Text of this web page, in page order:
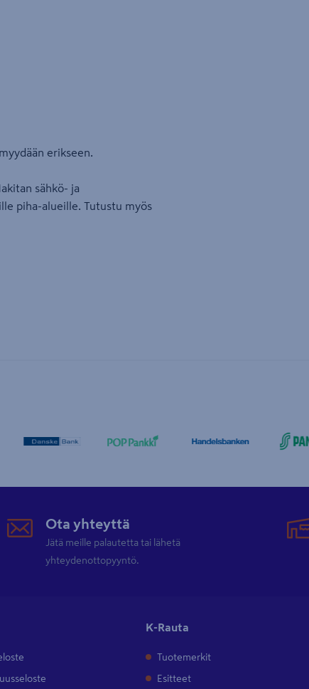
erikseen.
sähkö- ja
piha-alueille. Tutustu myös
Ota yhteyttä
Jätä meille palautetta tai lähetä
yhteydenottopyyntö.
K-Rauta
Tuotemerkit
Esitteet